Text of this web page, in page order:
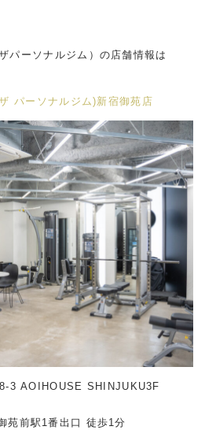
パーソナルジム）の店舗情報は
パーソナルジム)新宿御苑店
3 AOIHOUSE SHINJUKU3F
苑前駅1番出口 徒歩1分